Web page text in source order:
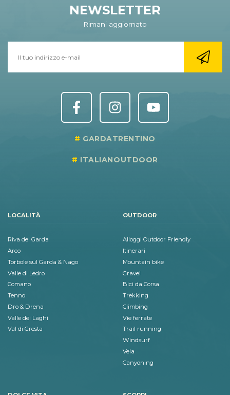
NEWSLETTER
Rimani aggiornato
GARDATRENTINO
ITALIANOUTDOOR
LOCALITÀ
Riva del Garda
Arco
Torbole sul Garda & Nago
Valle di Ledro
Comano
Tenno
Dro & Drena
Valle dei Laghi
Val di Gresta
OUTDOOR
Alloggi Outdoor Friendly
Itinerari
Mountain bike
Gravel
Bici da Corsa
Trekking
Climbing
Vie ferrate
Trail running
Windsurf
Vela
Canyoning